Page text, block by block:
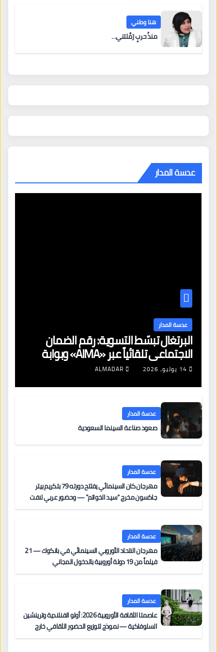
هنا وطني
منذُ حربٍ رَمَّلتني…
عدسة المدار
عدسة المدار
البرتغال تبسّط التسوية: رقم الضمان
الاجتماعي تلقائياً عبر «AIMA» وبوابة
جديدة لتجديد الإقامات
14 يوليو، 2026 ALMADAR
عدسة المدار
صعود صناعة السينما السعودية
عدسة المدار
مهرجان كان السينمائي يفتتح دورته 79 بتكريم بيتر
جاكسون مخرج “سيد الخواتم” — وحضور عربي لافت
عدسة المدار
مهرجان الاتحاد الأوروبي السينمائي في بانكوك — 21
فيلماً من 19 دولة أوروبية بالدخول المجاني
عدسة المدار
عاصمتا الثقافة الأوروبية 2026: أولو الفنلندية وترينشين
السلوفاكية — نموذج لتوزيع الحضور الثقافي خارج